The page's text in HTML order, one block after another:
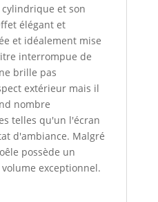
et son
élégant et
et idéalement mise
interrompue de
brille pas
extérieur mais il
nombre
telles qu'un l'écran
d'ambiance. Malgré
possède un
exceptionnel.